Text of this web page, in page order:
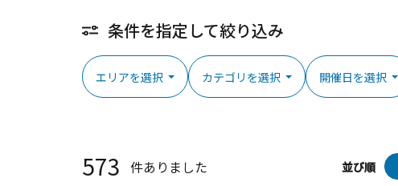
条件を指定して絞り込み
エリアを選択 カテゴリを選択 開催日を選択
573 件ありました 並び順